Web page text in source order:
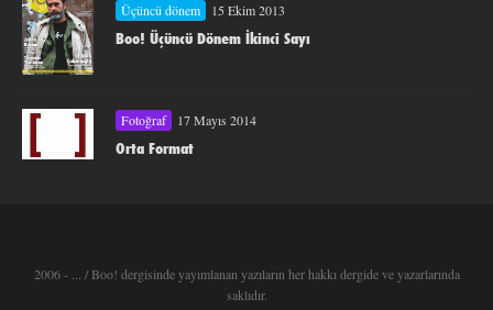
Üçüncü dönem 15 Ekim 2013
Boo! Üçüncü Dönem İkinci Sayı
Fotoğraf 17 Mayıs 2014
Orta Format
2006 - ... / Boo! dergisinde yayımlanan yazıların her hakkı dergide ve yazarlarında
saklıdır.